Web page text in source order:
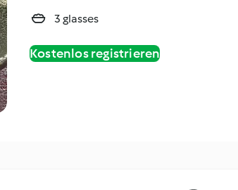
3 glasses
Kostenlos registrieren